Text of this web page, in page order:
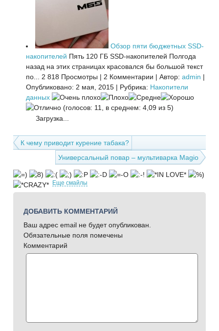
Обзор пяти бюджетных SSD-
накопителей Пять 120 ГБ SSD-накопителей Полгода
назад на этих страницах красовался бы большой текст
по...
2 818 Просмотры | 2 Комментарии | Автор: admin |
Опубликовано: 2 мая, 2015 | Рубрика: Накопители
данных
(голосов: 11, в среднем: 4,09 из 5)
Загрузка...
К чему приводит курение табака?
Универсальный повар – мультиварка Magio
Еще смайлы
ДОБАВИТЬ КОММЕНТАРИЙ
Ваш адрес email не будет опубликован.
Обязательные поля помечены
Комментарий